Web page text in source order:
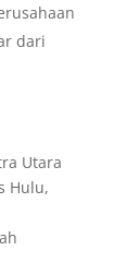
dari
Utara
Hulu,